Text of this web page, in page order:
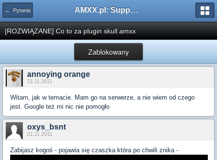
← Pytania AMXX.pl: Support AMX Mod X i SourceMod
[ROZWIĄZANE] Co to za plugin skull.amxx
Zablokowany
annoying orange
21.11.2011
Witam, jak w temacie. Mam go na serwerze, a nie wiem od czego
jest. Google też mi nic nie pomogło
oxys_bsnt
21.11.2011
Zabijasz kogoś - pojawia się czaszka która po chwili znika -